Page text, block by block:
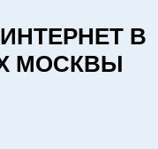
замеры
В
МОСКВЫ